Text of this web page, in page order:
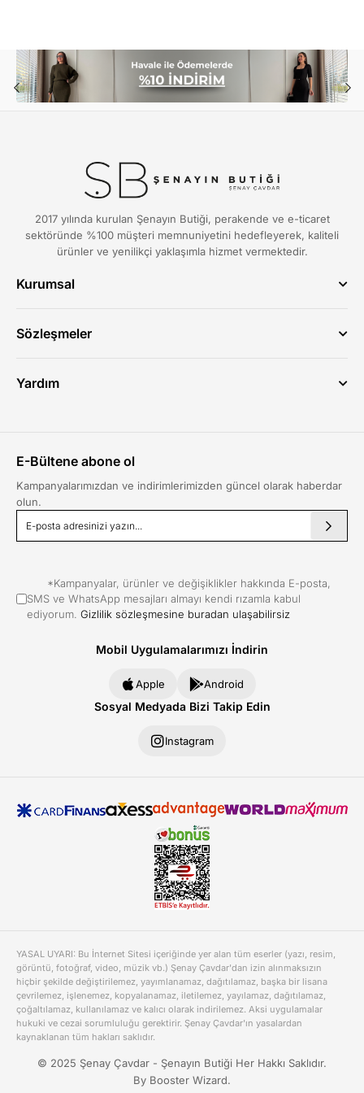
2017 yılında kurulan Şenayın Butiği, perakende ve e-ticaret
sektöründe %100 müşteri memnuniyetini hedefleyerek, kaliteli
ürünler ve yenilikçi yaklaşımla hizmet vermektedir.
Kurumsal
İletişim
Sözleşmeler
Kullanım Koşulları
Mesafeli Satış Sözleşmesi
Yardım
Favorilerim
Kargom Nerede?
İptal ve İade
E-Bültene abone ol
Kampanyalarımızdan ve indirimlerimizden güncel olarak haberdar
olun.
*Kampanyalar, ürünler ve değişiklikler hakkında E-posta,
SMS ve WhatsApp mesajları almayı kendi rızamla kabul
ediyorum. Gizlilik sözleşmesine buradan ulaşabilirsiz
Mobil Uygulamalarımızı İndirin
Apple Android
Sosyal Medyada Bizi Takip Edin
Instagram
YASAL UYARI: Bu İnternet Sitesi içeriğinde yer alan tüm eserler (yazı, resim,
görüntü, fotoğraf, video, müzik vb.) Şenay Çavdar'dan izin alınmaksızın
hiçbir şekilde değiştirilemez, yayımlanamaz, dağıtılamaz, başka bir lisana
çevrilemez, işlenemez, kopyalanamaz, iletilemez, yayılamaz, dağıtılamaz,
çoğaltılamaz, kullanılamaz ve kalıcı olarak indirilemez. Aksi uygulamalar
hukuki ve cezai sorumluluğu gerektirir. Şenay Çavdar'ın yasalardan
kaynaklanan tüm hakları saklıdır.
© 2025 Şenay Çavdar - Şenayın Butiği Her Hakkı Saklıdır.
By Booster Wizard.